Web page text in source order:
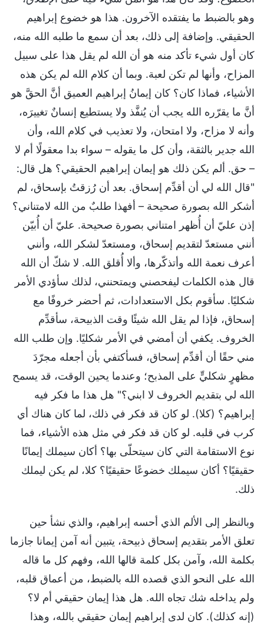
وهو بالضبط ما يفتقده الآخرون. هذا هو خضوع إبراهيم
الحقيقي. وإضافة إلى ذلك، بعد أن سمع ما طلبه الله منه،
كان أول شيء تأكد منه هو أن الله لم يقل هذا على سبيل
المزاح، وأنها لم تكن لعبة. وبما أن كلام الله لم يكن هذه
الأشياء، فماذا كان؟ كان إيمانُ إبراهيم العميق أنَّ الحقَّ هو
أنَّ ما يقرّره الله يجب أن يُنفَّذ ولا يستطيع إنسانٌ تغييرَه،
وأنه لا مزاح، ولا امتحان، ولا تعذيب في كلام الله، وأن
الله جدير بالثقة، وأن كل ما يقوله – سواء بدا معقولًا أم لا
– حق. ألم يكن ذلك هو إيمان إبراهيم الحقيقي؟ هل قال:
"قال الله لي أن أقدِّم إسحاق. بعد أن رُزقتُ بإسحاق، لم
أشكر الله بصورة صحيحة – أفهذا طلبٌ من الله لامتناني؟
إذن عليّ أن أُظهر امتناني بصورة صحيحة. عليّ أن أُبيّن
أنني مستعدّ لتقديم إسحاق، ومستعدّ لشكر الله، وأنني
أعرف نعمة الله وأتذكّرها، وألا أُقلق الله. لا شكّ أن الله
قال هذه الكلمات ليفحصني ويمتحنني، لذلك سأؤدي الأمر
شكليًا. سأقوم بكل الاستعدادات، ثم أحضر خروفًا مع
إسحاق، فإذا لم يقل الله شيئًا وقت الذبيحة، سأقدِّم
الخروف. يكفي أن أمضي في الأمر شكليًا. وإن طلب الله
مني حقًا أن أقدِّم إسحاق، فسأكتفي بأن أجعله مجرّدَ
مظهرٍ شكليٍّ على المذبح؛ وعندما يحين الوقت، قد يسمح
الله لي بتقديم الخروف لا ابني؟" هل هذا ما فكر فيه
إبراهيم؟ (كلا). لو كان قد فكر في ذلك، لما كان هناك أي
كرب في قلبه. لو كان قد فكر في مثل هذه الأشياء، فما
نوع الاستقامة التي كان سيتحلّى بها؟ أكان سيملك إيمانًا
حقيقيًا؟ أكان سيملك خضوعًا حقيقيًا؟ كلا، لم يكن ليملك
ذلك.
وبالنظر إلى الألم الذي أحسه إبراهيم، والذي نشأ حين
تعلق الأمر بتقديم إسحاق ذبيحة، يتبين أنه آمن إيمانا جازما
بكلمة الله، وآمن بكل كلمة قالها الله، وفهم كل ما قاله
الله على النحو الذي قصده الله بالضبط، من أعماق قلبه،
ولم يداخله شك تجاه الله. هل هذا إيمان حقيقي أم لا؟
(إنه كذلك). كان لدى إبراهيم إيمان حقيقي بالله، وهذا